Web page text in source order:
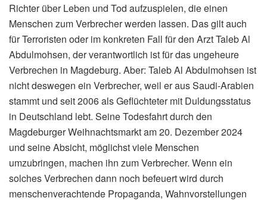
Richter über Leben und Tod aufzuspielen, die einen
Menschen zum Verbrecher werden lassen. Das gilt auch
für Terroristen oder im konkreten Fall für den Arzt Taleb Al
Abdulmohsen, der verantwortlich ist für das ungeheure
Verbrechen in Magdeburg. Aber: Taleb Al Abdulmohsen ist
nicht deswegen ein Verbrecher, weil er aus Saudi-Arabien
stammt und seit 2006 als Geflüchteter mit Duldungsstatus
in Deutschland lebt. Seine Todesfahrt durch den
Magdeburger Weihnachtsmarkt am 20. Dezember 2024
und seine Absicht, möglichst viele Menschen
umzubringen, machen ihn zum Verbrecher. Wenn ein
solches Verbrechen dann noch befeuert wird durch
menschenverachtende Propaganda, Wahnvorstellungen